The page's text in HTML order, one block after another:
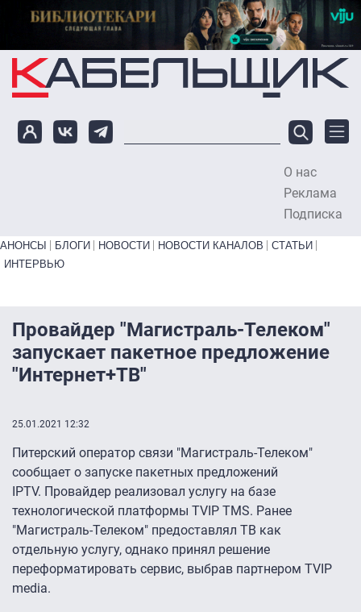
Перейти к основному содержанию
О нас
Реклама
Подписка
Primary links bottom
АНОНСЫ БЛОГИ НОВОСТИ НОВОСТИ КАНАЛОВ
СТАТЬИ
ИНТЕРВЬЮ
Провайдер "Магистраль-Телеком"
запускает пакетное предложение
"Интернет+ТВ"
25.01.2021 12:32
Питерский оператор связи "Магистраль-Телеком"
сообщает о запуске пакетных предложений
IPTV. Провайдер реализовал услугу на базе
технологической платформы TVIP TMS. Ранее
"Магистраль-Телеком" предоставлял ТВ как
отдельную услугу, однако принял решение
переформатировать сервис, выбрав партнером TVIP
media.